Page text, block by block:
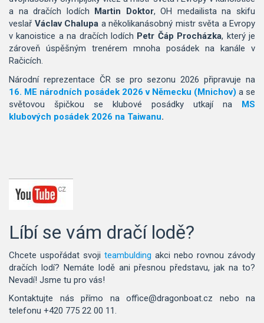
a na dračích lodích
Martin Doktor, OH medailista na skifu
veslař Václav Chalupa a několikanásobný mistr světa a Evropy
v kanoistice a na dračích lodích Petr Čáp Procházka, který je
zároveň úspěšným trenérem mnoha posádek na kanále v
Račicích.
Národní reprezentace ČR se pro sezonu 2026 připravuje na
16. ME národních posádek 2026 v Německu (Mnichov) a se
světovou špičkou se klubové posádky utkají na MS
klubových posádek 2026 na Taiwanu.
Líbí se vám dračí lodě?
Chcete uspořádat svoji teambulding akci nebo rovnou závody
dračích lodí? Nemáte lodě ani přesnou představu, jak na to?
Nevadí! Jsme tu pro vás!
Kontaktujte nás přímo na office@dragonboat.cz nebo na
telefonu +420 775 22 00 11.